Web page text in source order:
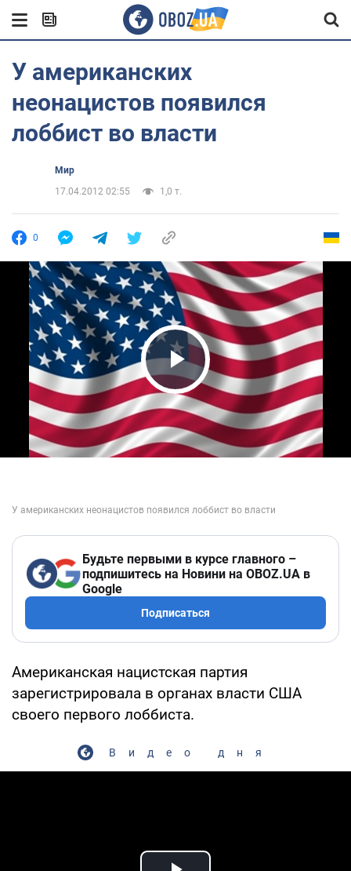
У американских
неонацистов появился
лоббист во власти
Мир
17.04.2012 02:55
1,0 т.
0
Play Video
Будьте первыми в курсе главного –
подпишитесь на Новини на OBOZ.UA в
Google
Подписаться
Американская нацистская партия
зарегистрировала в органах власти США
своего первого лоббиста.
Видео дня